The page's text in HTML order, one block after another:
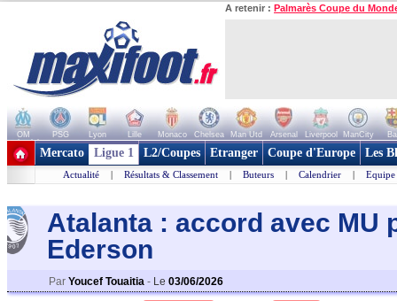
A retenir : Palmarès Coupe du
OM PSG Lyon Lille Monaco Chelsea Man Utd Arsenal Liverpool ManCity
+ de clubs
Mercato Ligue 1 L2/Coupes Etranger Coupe d'Europe Les
Actualité | Résultats & Classement | Buteurs | Calendrier | Equipe
Atalanta : accord avec MU
Ederson
Par Youcef Touaitia - Le 03/06/2026